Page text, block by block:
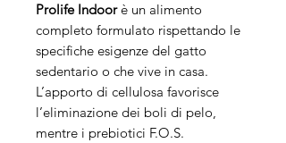
Prolife Indoorè un alimento
completo formulato rispettando le
specifiche esigenze del gatto
sedentario o che vive in casa.
L’apporto di cellulosa favorisce
l’eliminazione dei boli di pelo,
mentre i prebiotici F.O.S.